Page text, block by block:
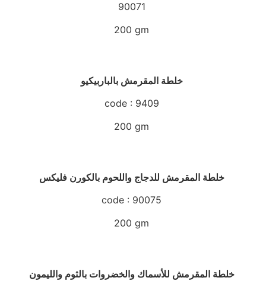
90071
200 gm
code : 9409
200 gm
code : 90075
200 gm